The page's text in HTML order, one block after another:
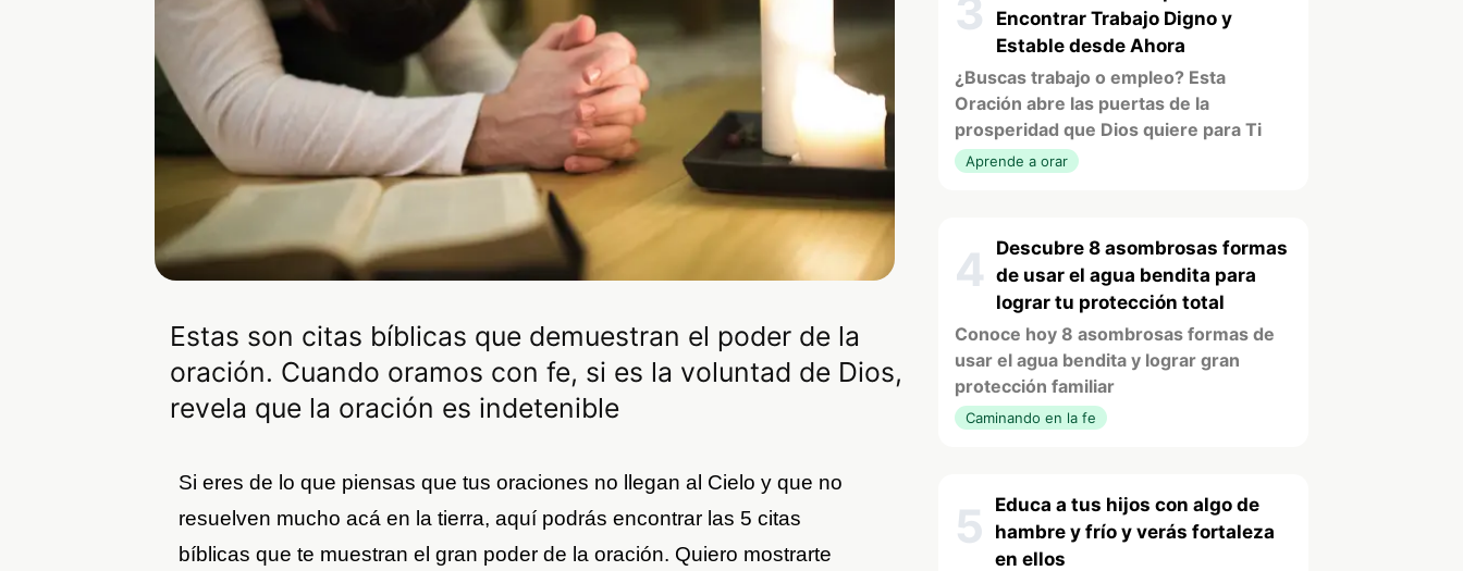
Estas son citas bíblicas que demuestran el poder de la
oración. Cuando oramos con fe, si es la voluntad de Dios,
revela que la oración es indetenible
Si eres de lo que piensas que tus oraciones no llegan al Cielo y que no
resuelven mucho acá en la tierra, aquí podrás encontrar las 5 citas
bíblicas que te muestran el gran poder de la oración. Quiero mostrarte
3
Encontrar Trabajo Digno y
Estable desde Ahora
¿Buscas trabajo o empleo? Esta
Oración abre las puertas de la
prosperidad que Dios quiere para Ti
Aprende a orar
4
Descubre 8 asombrosas formas
de usar el agua bendita para
lograr tu protección total
Conoce hoy 8 asombrosas formas de
usar el agua bendita y lograr gran
protección familiar
Caminando en la fe
5
Educa a tus hijos con algo de
hambre y frío y verás fortaleza
en ellos